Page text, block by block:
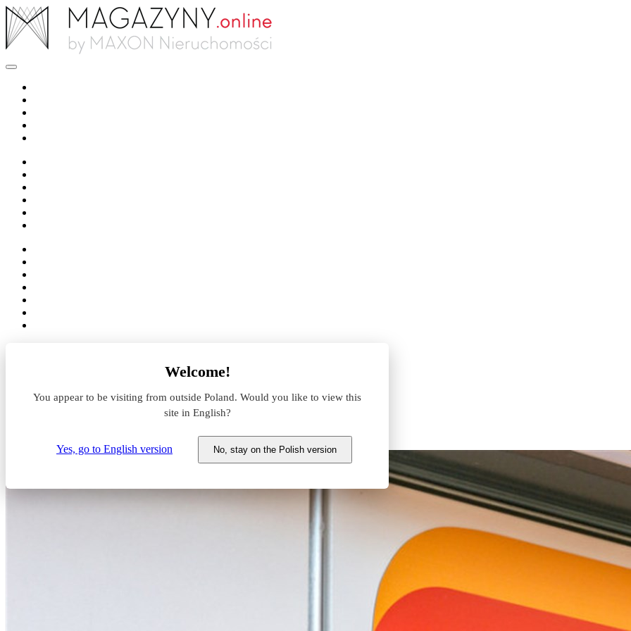
Welcome!
You appear to be visiting from outside Poland. Would you like to view this
site in English?
Yes, go to English version No, stay on the Polish version
Aliexpress i Świat Przesyłek łączą siły
Aliexpress i Świat Przesyłek łączą siły
19 stycznia 2022